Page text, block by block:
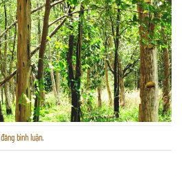
đăng bình luận.